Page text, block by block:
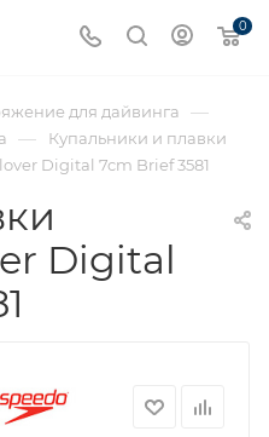
0
для дайвинга —
— Купальники и плавки
Digital 7cm Brief 3581
Digital